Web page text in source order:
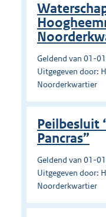
Geldend van 01-
Uitgegeven door:
Noorderkwartier
Peilbesluit
Pancras”
Geldend van 01-
Uitgegeven door:
Noorderkwartier